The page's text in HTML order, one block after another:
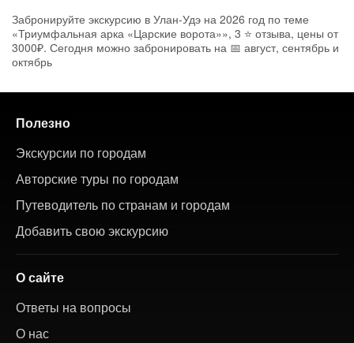
Забронируйте экскурсию в Улан-Удэ на 2026 год по теме
«Триумфальная арка «Царские ворота»», 3 ⭐ отзыва, цены от
3000₽. Сегодня можно забронировать на 📅 август, сентябрь и
октябрь
Полезно
Экскурсии по городам
Авторские туры по городам
Путеводитель по странам и городам
Добавить свою экскурсию
О сайте
Ответы на вопросы
О нас